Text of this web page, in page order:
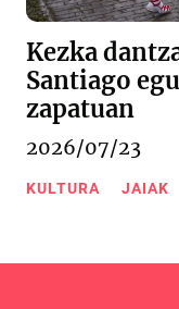
Kezka
Santiago
zapatuan
2026/07/23
KULTURA JAIAK